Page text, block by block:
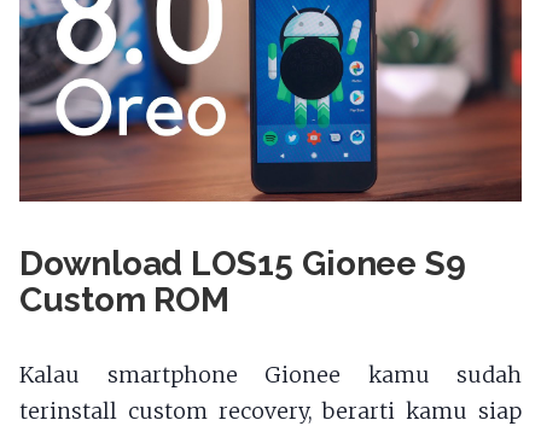
Download LOS15 Gionee S9
Custom ROM
Kalau smartphone Gionee kamu sudah
terinstall custom recovery, berarti kamu siap